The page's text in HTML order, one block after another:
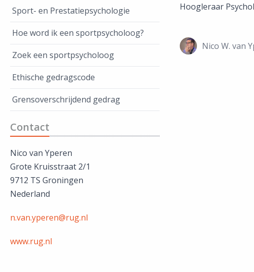
Sport- en Prestatiepsychologie
Hoe word ik een sportpsycholoog?
Zoek een sportpsycholoog
Ethische gedragscode
Grensoverschrijdend gedrag
Contact
Nico van Yperen
Grote Kruisstraat 2/1
9712 TS Groningen
Nederland
n.van.yperen@rug.nl
www.rug.nl
Hoogleraar
Nico W. van